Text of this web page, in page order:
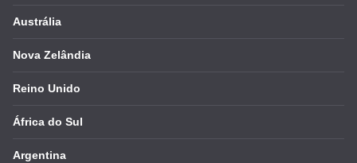
Austrália
Nova Zelândia
Reino Unido
África do Sul
Argentina